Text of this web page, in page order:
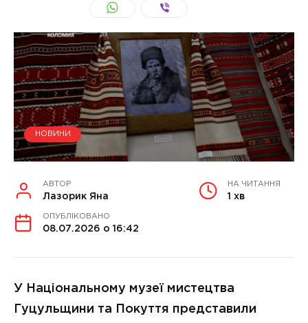
НОВИНИ
АВТОР
Лазорик Яна
НА ЧИТАННЯ
1 хв
ОПУБЛІКОВАНО
08.07.2026 о 16:42
У Національному музеї мистецтва
Гуцульщини та Покуття представили